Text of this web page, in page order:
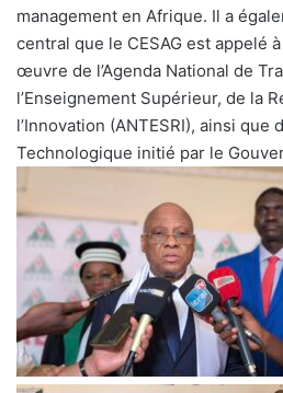
management en Afrique. Il a
central que le CESAG est appelé
œuvre de l’Agenda National de
l’Enseignement Supérieur, de la
l’Innovation (ANTESRI), ainsi que
Technologique initié par le